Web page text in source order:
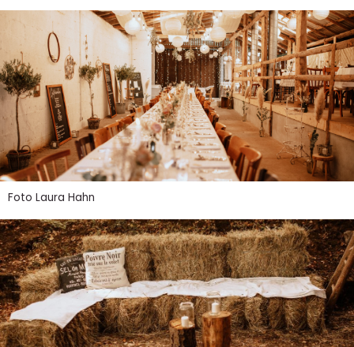
Foto Laura Hahn